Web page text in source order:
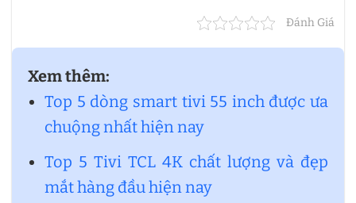
Đánh Giá
Xem thêm:
Top 5 dòng smart tivi 55 inch được ưa
chuộng nhất hiện nay
Top 5 Tivi TCL 4K chất lượng và đẹp
mắt hàng đầu hiện nay